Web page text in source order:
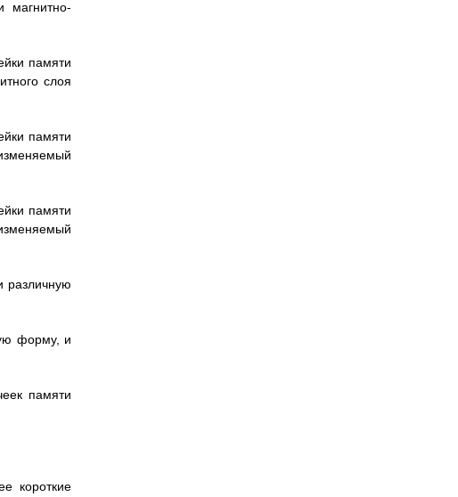
магнитно-
памяти
слоя
памяти
памяти
различную
форму, и
памяти
короткие